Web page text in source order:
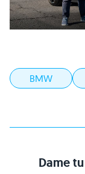
BMW
Dame